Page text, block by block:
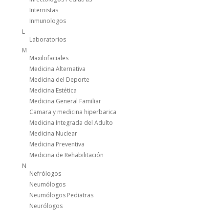
Internistas
Inmunologos
L
Laboratorios
M
Maxilofaciales
Medicina Alternativa
Medicina del Deporte
Medicina Estética
Medicina General Familiar
Camara y medicina hiperbarica
Medicina Integrada del Adulto
Medicina Nuclear
Medicina Preventiva
Medicina de Rehabilitación
N
Nefrólogos
Neumólogos
Neumólogos Pediatras
Neurólogos